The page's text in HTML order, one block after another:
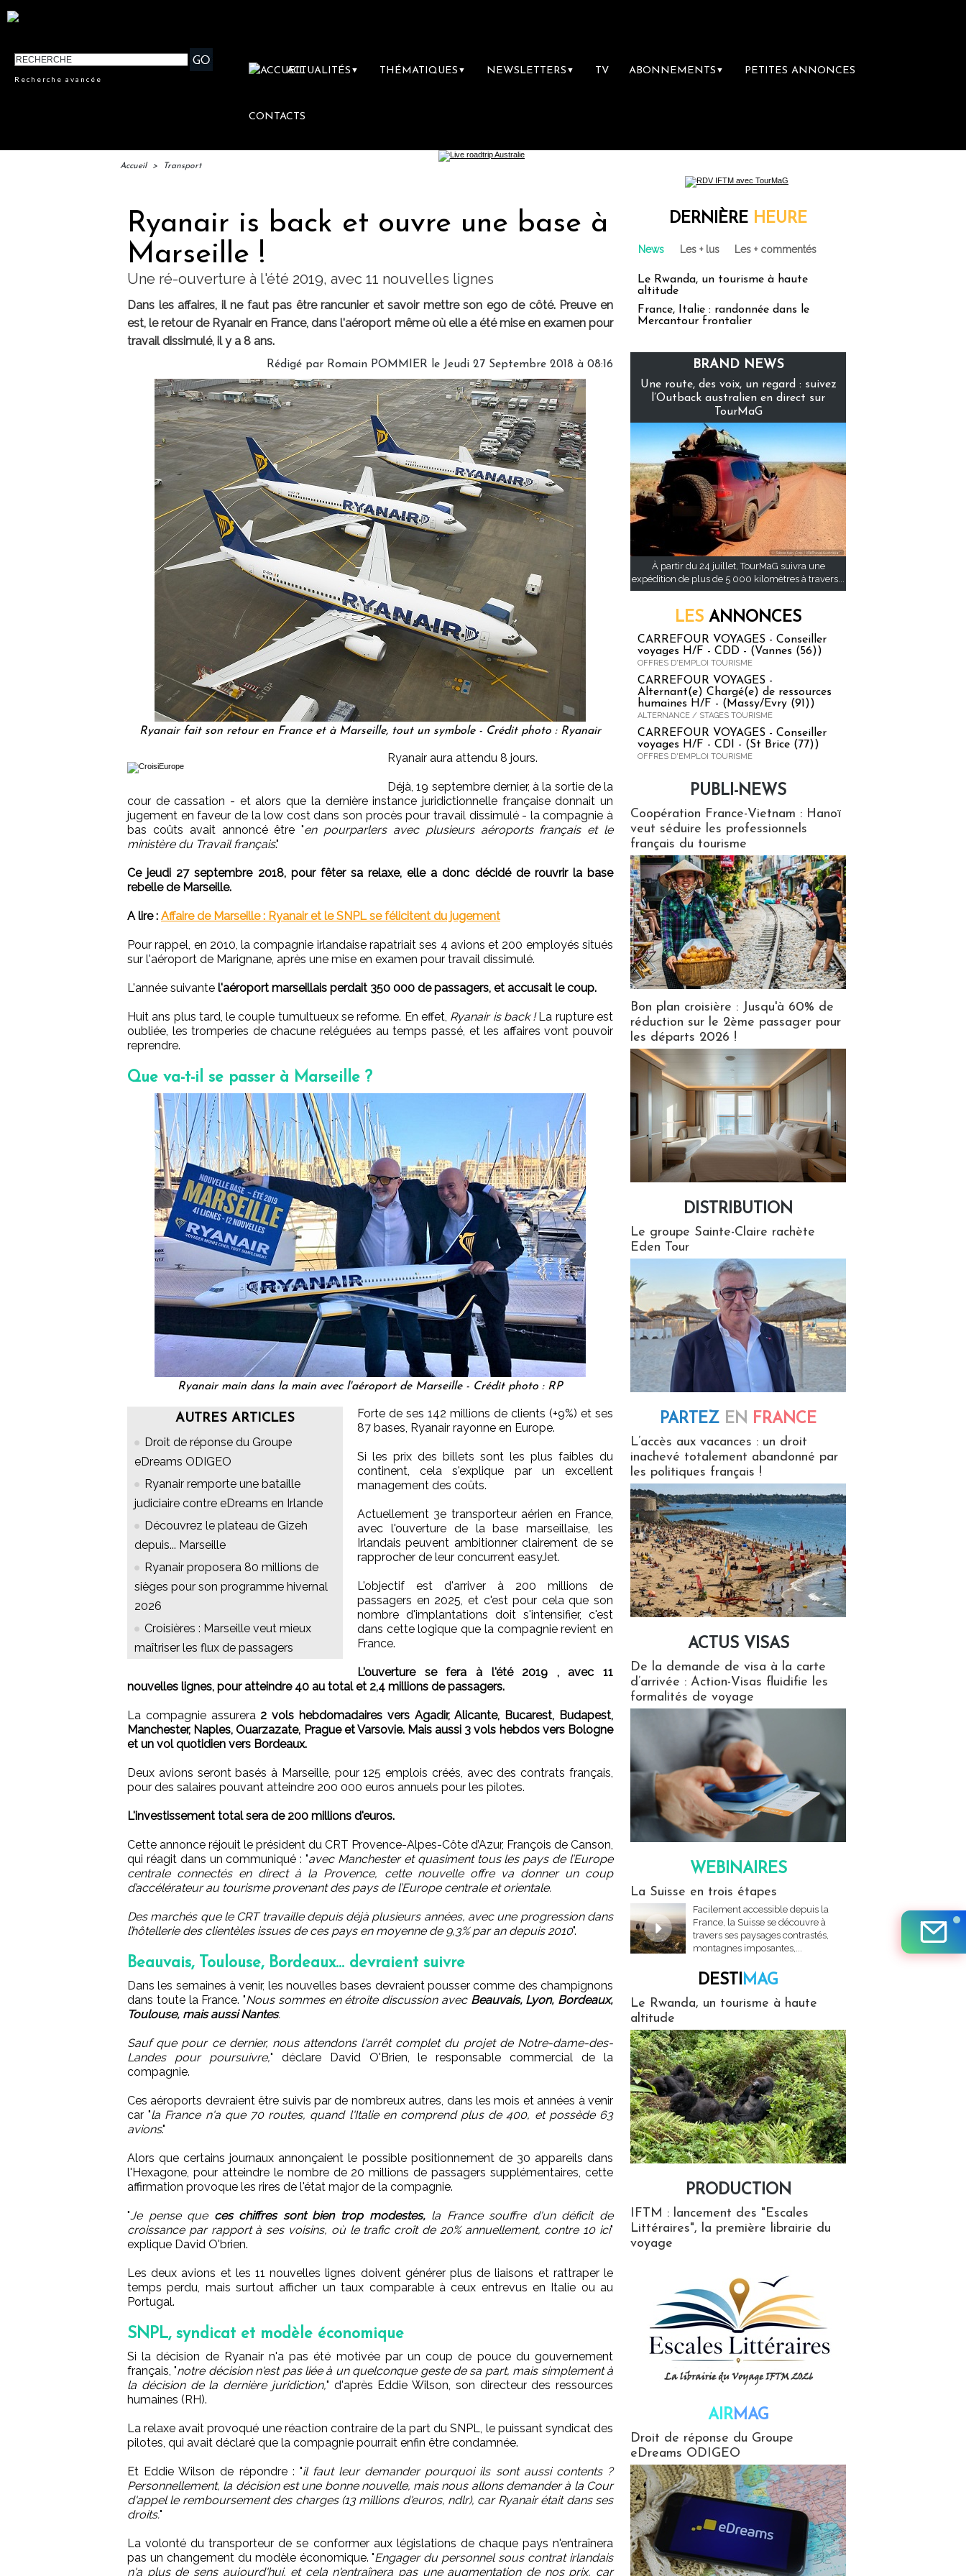
Recherche avancée
ACTUALITÉS ▼ THÉMATIQUES ▼ NEWSLETTERS ▼ TV ABONNEMENTS ▼ PETITES ANNONCES
CONTACTS
Accueil > Transport
Ryanair is back et ouvre une base à
Marseille !
Une ré-ouverture à l'été 2019, avec 11 nouvelles lignes
Dans les affaires, il ne faut pas être rancunier et savoir mettre son ego de côté. Preuve en
est, le retour de Ryanair en France, dans l'aéroport même où elle a été mise en examen pour
travail dissimulé, il y a 8 ans.
Rédigé par Romain POMMIER le Jeudi 27 Septembre 2018 à 08:16
Ryanair fait son retour en France et à Marseille, tout un symbole - Crédit photo : Ryanair
Ryanair aura attendu 8 jours.
Déjà, 19 septembre dernier, à la sortie de la
cour de cassation - et alors que la dernière instance juridictionnelle française donnait un
jugement en faveur de la low cost dans son procès pour travail dissimulé - la compagnie à
bas coûts avait annoncé être "en pourparlers avec plusieurs aéroports français et le
ministère du Travail français."
Ce jeudi 27 septembre 2018, pour fêter sa relaxe, elle a donc décidé de rouvrir la base
rebelle de Marseille.
A lire : Affaire de Marseille : Ryanair et le SNPL se félicitent du jugement
Pour rappel, en 2010, la compagnie irlandaise rapatriait ses 4 avions et 200 employés situés
sur l'aéroport de Marignane, après une mise en examen pour travail dissimulé.
L'année suivante l'aéroport marseillais perdait 350 000 de passagers, et accusait le coup.
Huit ans plus tard, le couple tumultueux se reforme. En effet, Ryanair is back !La rupture est
oubliée, les tromperies de chacune reléguées au temps passé, et les affaires vont pouvoir
reprendre.
Que va-t-il se passer à Marseille ?
Ryanair main dans la main avec l'aéroport de Marseille - Crédit photo : RP
AUTRES ARTICLES
Droit de réponse du Groupe
eDreams ODIGEO
Ryanair remporte une bataille
judiciaire contre eDreams en Irlande
Découvrez le plateau de Gizeh
depuis... Marseille
Ryanair proposera 80 millions de
sièges pour son programme hivernal
2026
Croisières : Marseille veut mieux
maîtriser les flux de passagers
Forte de ses 142 millions de clients (+9%) et ses
87 bases, Ryanair rayonne en Europe.
Si les prix des billets sont les plus faibles du
continent, cela s'explique par un excellent
management des coûts.
Actuellement 3e transporteur aérien en France,
avec l'ouverture de la base marseillaise, les
Irlandais peuvent ambitionner clairement de se
rapprocher de leur concurrent easyJet.
L'objectif est d'arriver à 200 millions de
passagers en 2025, et c'est pour cela que son
nombre d'implantations doit s'intensifier, c'est
dans cette logique que la compagnie revient en
France.
L'ouverture se fera à l'été 2019 , avec 11
nouvelles lignes, pour atteindre 40 au total et 2,4 millions de passagers.
La compagnie assurera 2 vols hebdomadaires vers Agadir, Alicante, Bucarest, Budapest,
Manchester, Naples, Ouarzazate, Prague et Varsovie. Mais aussi 3 vols hebdos vers Bologne
et un vol quotidien vers Bordeaux.
Deux avions seront basés à Marseille, pour 125 emplois créés, avec des contrats français,
pour des salaires pouvant atteindre 200 000 euros annuels pour les pilotes.
L'investissement total sera de 200 millions d'euros.
Cette annonce réjouit le président du CRT Provence-Alpes-Côte d’Azur, François de Canson,
qui réagit dans un communiqué : "avec Manchester et quasiment tous les pays de l’Europe
centrale connectés en direct à la Provence, cette nouvelle offre va donner un coup
d’accélérateur au tourisme provenant des pays de l’Europe centrale et orientale.
Des marchés que le CRT travaille depuis déjà plusieurs années, avec une progression dans
l’hôtellerie des clientèles issues de ces pays en moyenne de 9,3% par an depuis 2010".
Beauvais, Toulouse, Bordeaux... devraient suivre
Dans les semaines à venir, les nouvelles bases devraient pousser comme des champignons
dans toute la France. "Nous sommes en étroite discussion avec Beauvais, Lyon, Bordeaux,
Toulouse, mais aussi Nantes.
Sauf que pour ce dernier, nous attendons l'arrêt complet du projet de Notre-dame-des-
Landes pour poursuivre," déclare David O'Brien, le responsable commercial de la
compagnie.
Ces aéroports devraient être suivis par de nombreux autres, dans les mois et années à venir
car "la France n'a que 70 routes, quand l'Italie en comprend plus de 400, et possède 63
avions."
Alors que certains journaux annonçaient le possible positionnement de 30 appareils dans
l'Hexagone, pour atteindre le nombre de 20 millions de passagers supplémentaires, cette
affirmation provoque les rires de l'état major de la compagnie.
"Je pense queces chiffres sont bien trop modestes,la France souffre d'un déficit de
croissance par rapport à ses voisins, où le trafic croît de 20% annuellement, contre 10 ici"
explique David O'brien.
Les deux avions et les 11 nouvelles lignes doivent générer plus de liaisons et rattraper le
temps perdu, mais surtout afficher un taux comparable à ceux entrevus en Italie ou au
Portugal.
SNPL, syndicat et modèle économique
Si la décision de Ryanair n'a pas été motivée par un coup de pouce du gouvernement
français, "notre décision n'est pas liée à un quelconque geste de sa part, mais simplement à
la décision de la dernière juridiction," d'après Eddie Wilson, son directeur des ressources
humaines (RH).
La relaxe avait provoqué une réaction contraire de la part du SNPL, le puissant syndicat des
pilotes, qui avait déclaré que la compagnie pourrait enfin être condamnée.
Et Eddie Wilson de répondre : "il faut leur demander pourquoi ils sont aussi contents ?
Personnellement, la décision est une bonne nouvelle, mais nous allons demander à la Cour
d'appel le remboursement des charges (13 millions d'euros, ndlr), car Ryanair était dans ses
droits."
La volonté du transporteur de se conformer aux législations de chaque pays n'entraînera
pas un changement du modèle économique. "Engager du personnel sous contrat irlandais
n'a plus de sens aujourd'hui, et cela n'entraînera pas une augmentation de nos prix, car
DERNIÈRE HEURE
News Les + lus Les + commentés
Le Rwanda, un tourisme à haute
altitude
France, Italie : randonnée dans le
Mercantour frontalier
BRAND NEWS
Une route, des voix, un regard : suivez
l’Outback australien en direct sur
TourMaG
À partir du 24 juillet, TourMaG suivra une
expédition de plus de 5 000 kilomètres à travers...
LES ANNONCES
CARREFOUR VOYAGES - Conseiller
voyages H/F - CDD - (Vannes (56))
OFFRES D'EMPLOI TOURISME
CARREFOUR VOYAGES -
Alternant(e) Chargé(e) de ressources
humaines H/F - (Massy/Evry (91))
ALTERNANCE / STAGES TOURISME
CARREFOUR VOYAGES - Conseiller
voyages H/F - CDI - (St Brice (77))
OFFRES D'EMPLOI TOURISME
PUBLI-NEWS
Coopération France-Vietnam : Hanoï
veut séduire les professionnels
français du tourisme
Bon plan croisière : Jusqu'à 60% de
réduction sur le 2ème passager pour
les départs 2026 !
DISTRIBUTION
Le groupe Sainte-Claire rachète
Eden Tour
PARTEZ EN FRANCE
L’accès aux vacances : un droit
inachevé totalement abandonné par
les politiques français !
ACTUS VISAS
De la demande de visa à la carte
d’arrivée : Action-Visas fluidifie les
formalités de voyage
WEBINAIRES
La Suisse en trois étapes
Facilement accessible depuis la
France, la Suisse se découvre à
travers ses paysages contrastés,
montagnes imposantes,...
DESTIMAG
Le Rwanda, un tourisme à haute
altitude
PRODUCTION
IFTM : lancement des "Escales
Littéraires", la première librairie du
voyage
AIRMAG
Droit de réponse du Groupe
eDreams ODIGEO